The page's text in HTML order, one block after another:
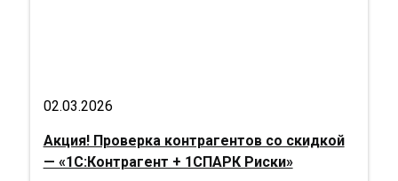
02.03.2026
Акция! Проверка контрагентов со скидкой
— «1С:Контрагент + 1СПАРК Риски»